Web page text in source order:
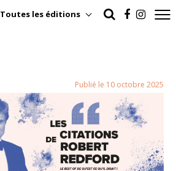
Toutes les éditions
Publié le 10 octobre 2025